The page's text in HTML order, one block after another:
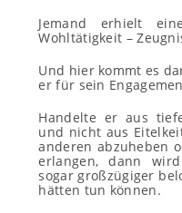
Jemand erhielt
Wohltätigkeit –
Und hier kommt es
er für sein
Handelte er aus
und nicht aus
anderen abzuheben
erlangen, dann
sogar großzügiger
hätten tun können.